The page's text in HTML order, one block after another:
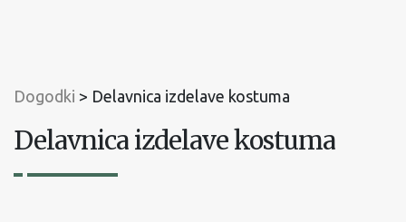
Dogodki > Delavnica izdelave kostuma
Delavnica izdelave kostuma